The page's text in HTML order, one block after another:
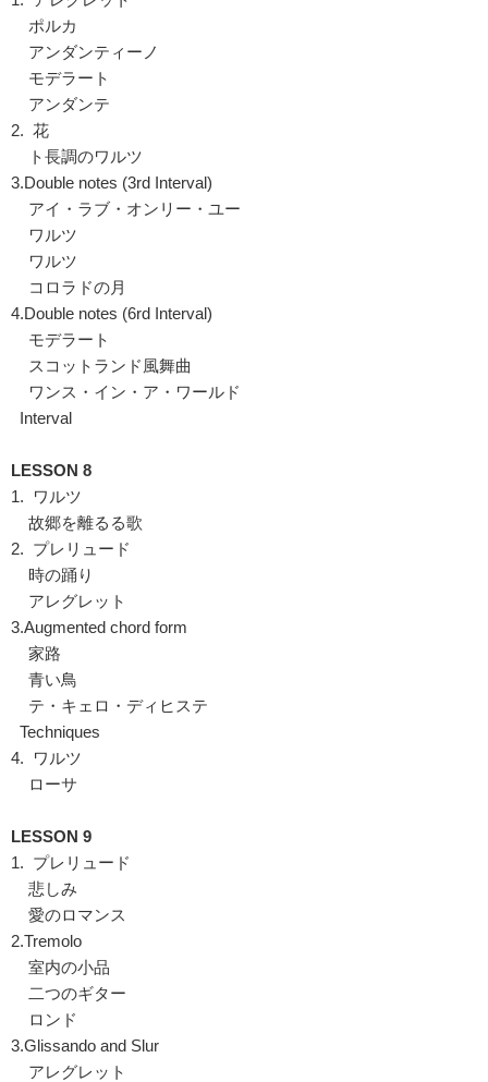
ポルカ
アンダンティーノ
モデラート
アンダンテ
2. 花
ト長調のワルツ
3.Double notes (3rd Interval)
アイ・ラブ・オンリー・ユー
ワルツ
ワルツ
コロラドの月
4.Double notes (6rd Interval)
モデラート
スコットランド風舞曲
ワンス・イン・ア・ワールド
Interval
LESSON 8
1. ワルツ
故郷を離るる歌
2. プレリュード
時の踊り
アレグレット
3.Augmented chord form
家路
青い鳥
テ・キェロ・ディヒステ
Techniques
4. ワルツ
ローサ
LESSON 9
1. プレリュード
悲しみ
愛のロマンス
2.Tremolo
室内の小品
二つのギター
ロンド
3.Glissando and Slur
アレグレット